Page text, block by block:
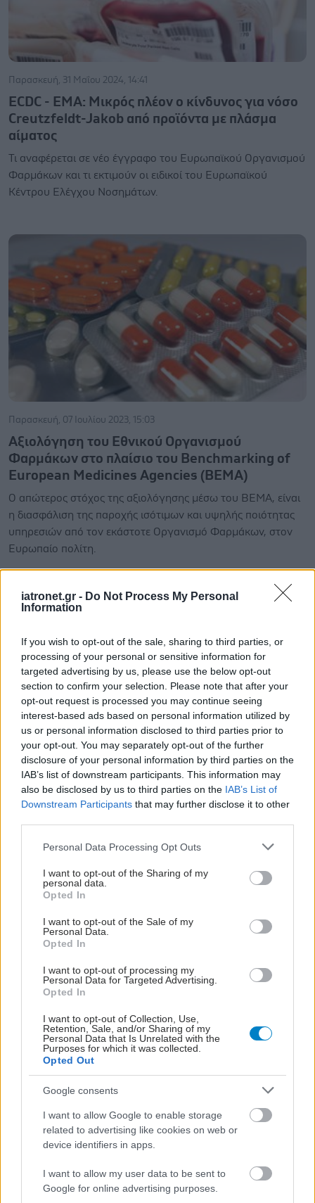
iatronet.gr - Do Not Process My Personal
Information
If you wish to opt-out of the sale, sharing to third parties, or
processing of your personal or sensitive information for
targeted advertising by us, please use the below opt-out
section to confirm your selection. Please note that after your
opt-out request is processed you may continue seeing
interest-based ads based on personal information utilized by
us or personal information disclosed to third parties prior to
your opt-out. You may separately opt-out of the further
disclosure of your personal information by third parties on the
IAB’s list of downstream participants. This information may
also be disclosed by us to third parties on the IAB’s List of
Downstream Participants that may further disclose it to other
Please note that this website/app uses one or more Google
not limited to your visit or usage behaviour. You may click to
grant or deny consent to Google and its third-party tags to
use your data for below specified purposes in below Google
consent section.
Personal Data Processing Opt Outs
I want to opt-out of the Sharing of my
personal data.
Opted In
I want to opt-out of the Sale of my
Personal Data.
Opted In
I want to opt-out of processing my
Personal Data for Targeted Advertising.
Opted In
I want to opt-out of Collection, Use,
Retention, Sale, and/or Sharing of my
Personal Data that Is Unrelated with the
Purposes for which it was collected.
Opted Out
Google consents
I want to allow Google to enable storage
related to advertising like cookies on web or
device identifiers in apps.
I want to allow my user data to be sent to
Google for online advertising purposes.
Παρασκευή, 31 Μαΐου 2024, 14:41
ΕCDC - ΕΜΑ: Μικρός πλέον ο κίνδυνος για νόσο
Creutzfeldt-Jakob από προϊόντα με πλάσμα
αίματος
Τι αναφέρεται σε νέο έγγραφο του Ευρωπαϊκού Οργανισμού
Φαρμάκων και τι εκτιμούν οι ειδικοί του Ευρωπαϊκού
Κέντρου Ελέγχου Νοσημάτων.
Παρασκευή, 07 Ιουλίου 2023, 15:03
Αξιολόγηση του Εθνικού Οργανισμού
Φαρμάκων στο πλαίσιο του Benchmarking of
European Medicines Agencies (BEMA)
Ο απώτερος στόχος της αξιολόγησης μέσω του ΒΕΜΑ, είναι
η διασφάλιση της παροχής ισότιμων και υψηλής ποιότητας
υπηρεσιών από τον εκάστοτε Οργανισμό Φαρμάκων, στον
Ευρωπαίο πολίτη.
Παρασκευή, 02 Δεκεμβρίου 2022, 13:56
Ο Ευρωπαϊκός Οργανισμός Φαρμάκων
Δεν κυκλοφορεί στην Ελλάδα, αλλά σε χώρες όπως Βέλγιο,
Κροατία, Γαλλία, Ιρλανδία, Λιθουανία, Λουξεμβούργο και
Σλοβενία, με ιατρική συνταγή ή ως ΜΗΣΥΦΑ.